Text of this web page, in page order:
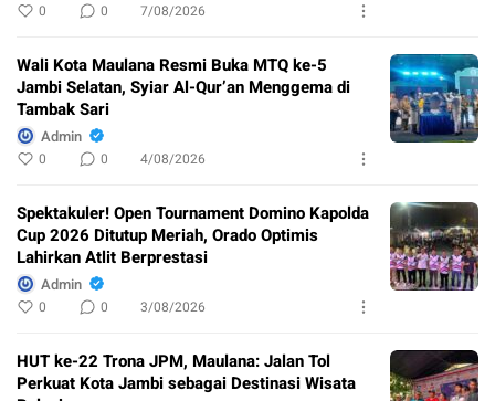
0 0 7/08/2026
Wali Kota Maulana Resmi Buka MTQ ke-5
Jambi Selatan, Syiar Al-Qur’an Menggema di
Tambak Sari
Admin
0 0 4/08/2026
Spektakuler! Open Tournament Domino Kapolda
Cup 2026 Ditutup Meriah, Orado Optimis
Lahirkan Atlit Berprestasi
Admin
0 0 3/08/2026
HUT ke-22 Trona JPM, Maulana: Jalan Tol
Perkuat Kota Jambi sebagai Destinasi Wisata